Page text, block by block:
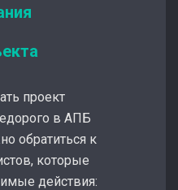
проект
в АПБ
обратиться к
которые
действия: